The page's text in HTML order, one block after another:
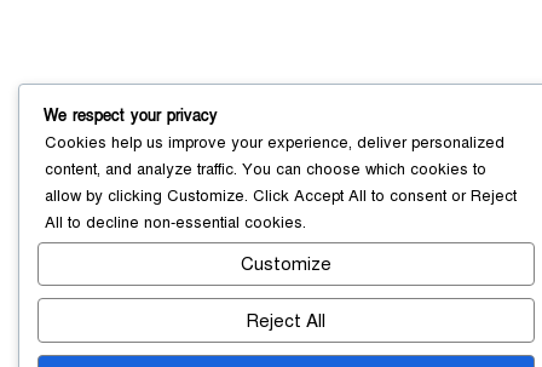
ব্যবসায়ী গ্রেফতার
০৩ আগস্ট ২০২৬
সোনারগাঁয়ে পরিত্যক্ত উন্নয়ন প্রকল্প:
ঠিকাদারের গাফিলতি নাকি তদারকির অভাব
০২ আগস্ট ২০২৬
নারায়ণগঞ্জে জাতীয় যুব শক্তির নতুন কমিটি,
We respect your privacy
Cookies help us improve your experience, deliver personalized
content, and analyze traffic. You can choose which cookies to
allow by clicking Customize. Click Accept All to consent orReject
All to decline non-essential cookies.
Customize
Reject All